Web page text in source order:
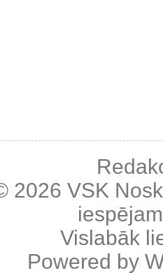
2026 VSK
Vislabāk
Powered by